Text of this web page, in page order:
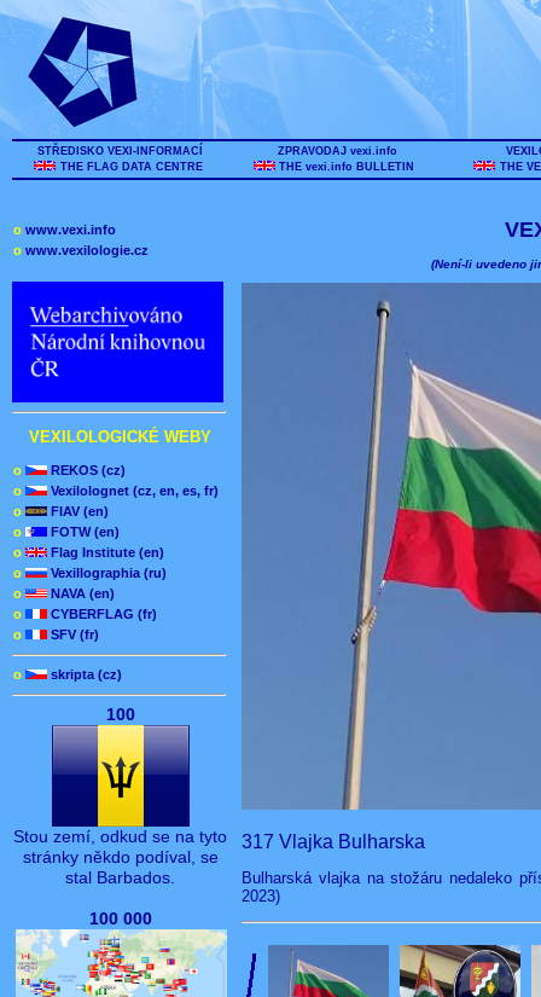
STŘEDISKO VEXI-INFORMACÍ
THE FLAG DATA CENTRE
ZPRAVODAJ vexi.info
THE vexi.info BULLETIN
THE
o www.vexi.info
o www.vexilologie.cz
VEXILOLOGICKÉ WEBY
o
REKOS (cz)
o
Vexilolognet (cz, en, es, fr)
o
FIAV (en)
o
FOTW (en)
o
Flag Institute (en)
o
Vexillographia (ru)
o
NAVA (en)
o
CYBERFLAG (fr)
o
SFV (fr)
o skripta (cz)
100
Stou zemí, odkud se na tyto
stránky někdo podíval, se
stal Barbados.
100 000
(Není-li uvedeno
317 Vlajka Bulharska
Bulharská vlajka na stožáru nedaleko
2023)